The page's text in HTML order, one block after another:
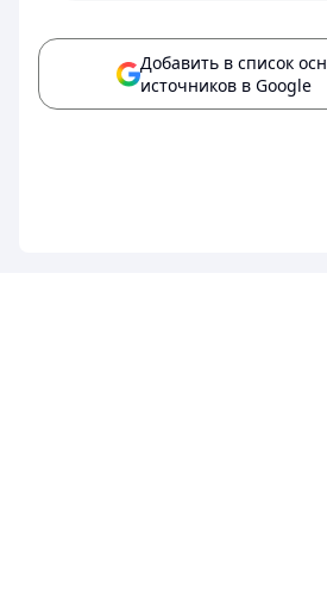
Добавить в список
источников в Google